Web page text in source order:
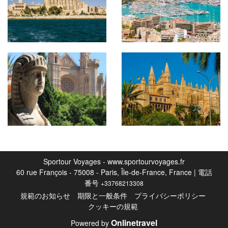
Sportour Voyages - www.sportourvoyages.fr
60 rue François - 75008 - Paris, Île-de-France, France | 電話
番号 +33768213308
規範のお知らせ 期限と一般条件
プライバシーポリシー
クッキーの規範
Powered by Onlinetravel